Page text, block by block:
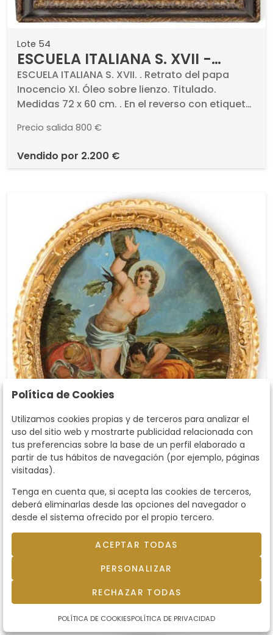
Lote 54
ESCUELA ITALIANA S. XVII -
Retrato del papa Inocencio XI
ESCUELA ITALIANA S. XVII. . Retrato del papa
Inocencio XI. Óleo sobre lienzo. Titulado.
Medidas 72 x 60 cm. . En el reverso con etiqueta
(colección Conde de Floridablanca).
Precio salida 800 €
vendido por 2.200 €
Lote 55
ESCUELA ESPAÑOLA FNS. S. XVIII
- Martirio de San Sebastián
Sebastián. Óleo bajo cristal. Medidas 44 x 34,5
800 €
Política de Cookies
Utilizamos cookies propias y de terceros para analizar el
uso del sitio web y mostrarte publicidad relacionada con
tus preferencias sobre la base de un perfil elaborado a
partir de tus hábitos de navegación (por ejemplo, páginas
visitadas).
Tenga en cuenta que, si acepta las cookies de terceros,
deberá eliminarlas desde las opciones del navegador o
desde el sistema ofrecido por el propio tercero.
ACEPTAR TODAS
PERSONALIZAR
RECHAZAR TODAS
POLÍTICA DE COOKIESPOLÍTICA DE PRIVACIDAD